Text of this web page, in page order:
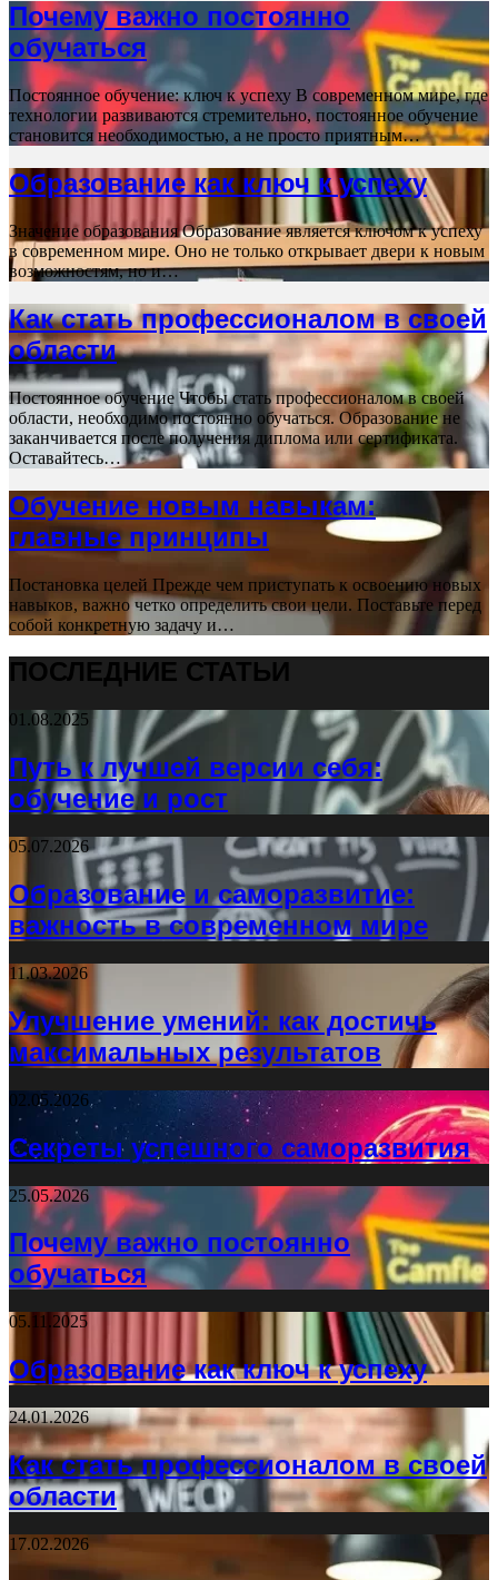
Почему важно постоянно
обучаться
Постоянное обучение: ключ к успеху В современном мире, где
технологии развиваются стремительно, постоянное обучение
становится необходимостью, а не просто приятным…
Образование как ключ к успеху
Значение образования Образование является ключом к успеху
в современном мире. Оно не только открывает двери к новым
возможностям, но и…
Как стать профессионалом в своей
области
Постоянное обучение Чтобы стать профессионалом в своей
области, необходимо постоянно обучаться. Образование не
заканчивается после получения диплома или сертификата.
Оставайтесь…
Обучение новым навыкам:
главные принципы
Постановка целей Прежде чем приступать к освоению новых
навыков, важно четко определить свои цели. Поставьте перед
собой конкретную задачу и…
ПОСЛЕДНИЕ СТАТЬИ
01.08.2025
Путь к лучшей версии себя:
обучение и рост
05.07.2026
Образование и саморазвитие:
важность в современном мире
11.03.2026
Улучшение умений: как достичь
максимальных результатов
02.05.2026
Секреты успешного саморазвития
25.05.2026
Почему важно постоянно
обучаться
05.11.2025
Образование как ключ к успеху
24.01.2026
Как стать профессионалом в своей
области
17.02.2026